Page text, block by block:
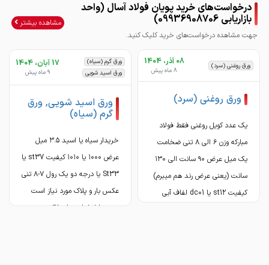
برای ارتباط با ما در نرم افزارهای ایرانی
@pouyanfoulad09936908707
برای ارتباط با ما در نرم افزارهای ایرانی
@pouyanfoulad09936908707
درخواست‌های خرید پویان فولاد آسال (واحد
بازاریابی 09936908706)
جهت مشاهده درخواست‌های خرید کلیک کنید.
مشاهده بیشتر
ورق روغنی (سرد) 08 آذر، 1404
8 ماه پیش
ورق روغنی (سرد)
یک عدد کویل روغنی فقط فولاد
مبارکه وزن ۶ الی ۸ تنی ضخامت
یک میل عرض ۹۰ سانت الی ۱۳۰
سانت (یعنی عرض رند هم میبرم)
کیفیت st12 یا dc01 لفاف آبی
ورق گرم (سیاه)
ورق اسید شویی
17 آبان، 1404
9 ماه پیش
ورق اسید شویی, ورق
گرم (سیاه)
خریدار سیاه یا اسید ۳.۵ میل
عرض ۱۰۰۰ یا ۱۰۱۰ کیفیت st37 یا
St33 یا درجه دو یک رول ۷-۸ تنی
عکس بار و پلاک مورد نیاز است
ترجیحا انبار اصفهان فاکتور رسمی